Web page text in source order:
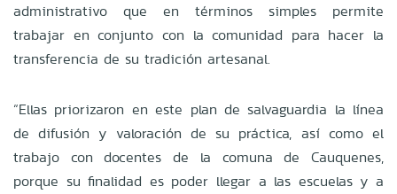
administrativo que en términos simples permite
trabajar en conjunto con la comunidad para hacer la
transferencia de su tradición artesanal.
“Ellas priorizaron en este plan de salvaguardia la línea
de difusión y valoración de su práctica, así como el
trabajo con docentes de la comuna de Cauquenes,
porque su finalidad es poder llegar a las escuelas y a